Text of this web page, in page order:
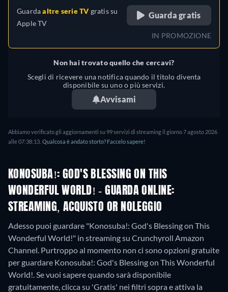
Guardaaltre serie TVgratis su
Apple TV
Guarda gratis
IN PROMOZIONE
Non hai trovato quello che cercavi?
Scegli di ricevere una notifica quando il titolo diventa
disponibile su uno o più servizi.
Avvisami
Abbiamo verificato gli aggiornamenti su 99servizi di streaming il giorno7 agosto 2026
alle07:38:13 Qualcosa è andato storto? Faccelo sapere!
KONOSUBA!: GOD'S BLESSING ON THIS
WONDERFUL WORLD! - GUARDA ONLINE:
STREAMING, ACQUISTO OR NOLEGGIO
Adesso puoi guardare "Konosuba!: God's Blessing on This
Wonderful World!" in streaming su Crunchyroll Amazon
Channel. Purtroppo al momento non ci sono opzioni gratuite
per guardare Konosuba!: God's Blessing on This Wonderful
World!. Se vuoi sapere quando sarà disponibile
gratuitamente, clicca su 'Gratis' nei filtri sopra e attiva la